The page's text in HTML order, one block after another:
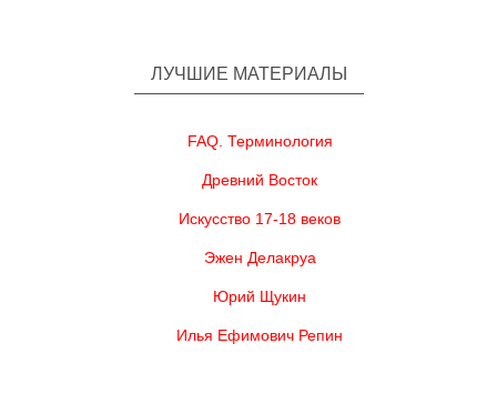
ЛУЧШИЕ МАТЕРИАЛЫ
FAQ. Терминология
Древний Восток
Искусство 17-18 веков
Эжен Делакруа
Юрий Щукин
Илья Ефимович Репин